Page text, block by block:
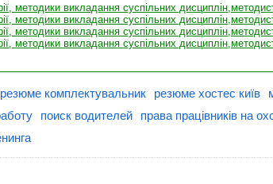
методики викладання суспільних
методики викладання суспільних
методики викладання суспільних
методики викладання суспільних
резюме комплектувальник резюме хостес київ
поиск водителей права працівників на